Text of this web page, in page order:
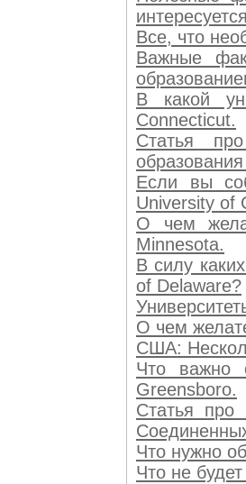
Все, что
Важные
В какой
Connecticut.
Статья
Если вы
University of
О чем
Minnesota.
В силу
of Delaware?
О чем
США:
Что важно
Greensboro.
Статья про
Что нужно
Что не